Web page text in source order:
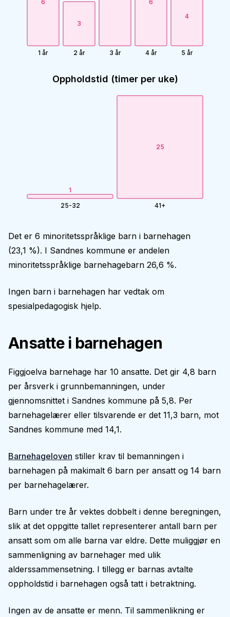
6
1 år
3
2 år 3 år
6
4 år
4
5 år
Oppholdstid (timer per uke)
1
25-32
25
41+
Det er 6 minoritetsspråklige barn i barnehagen
(23,1 %). I Sandnes kommune er andelen
minoritetsspråklige barnehagebarn 26,6 %.
Ingen barn i barnehagen har vedtak om
spesialpedagogisk hjelp.
Ansatte i barnehagen
Figgjoelva barnehage har 10 ansatte. Det gir 4,8 barn
per årsverk i grunnbemanningen, under
gjennomsnittet i Sandnes kommune på 5,8. Per
barnehagelærer eller tilsvarende er det 11,3 barn, mot
Sandnes kommune med 14,1.
Barnehageloven stiller krav til bemanningen i
barnehagen på makimalt 6 barn per ansatt og 14 barn
per barnehagelærer.
Barn under tre år vektes dobbelt i denne beregningen,
slik at det oppgitte tallet representerer antall barn per
ansatt som om alle barna var eldre. Dette muliggjør en
sammenligning av barnehager med ulik
alderssammensetning. I tillegg er barnas avtalte
oppholdstid i barnehagen også tatt i betraktning.
Ingen av de ansatte er menn. Til sammenlikning er